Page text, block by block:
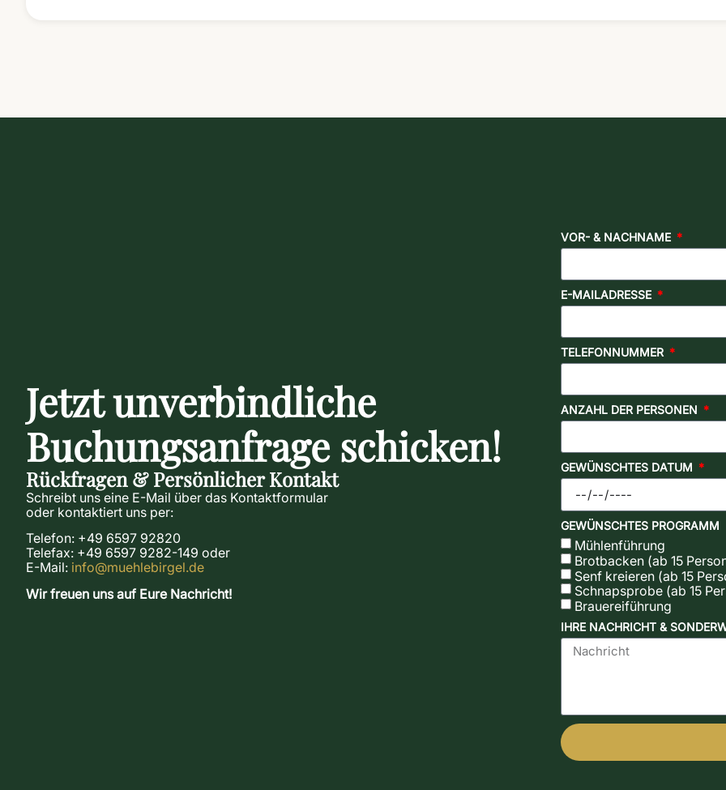
Jetzt unverbindliche
Buchungsanfrage schicken!
Rückfragen & Persönlicher Kontakt
Schreibt uns eine E-Mail über das Kontaktformular
oder kontaktiert uns per:
Telefon: +49 6597 92820
Telefax: +49 6597 9282-149 oder
E-Mail: info@muehlebirgel.de
Wir freuen uns auf Eure Nachricht!
VOR- & NACHNAME
E-MAILADRESSE
TELEFONNUMMER
ANZAHL DER PERSONEN
GEWÜNSCHTES DATUM
GEWÜNSCHTES PROGRAMM
Mühlenführung
Brotbacken (ab 15
Senf kreieren (ab 15
Schnapsprobe (ab 15
Brauereiführung
IHRE NACHRICHT &